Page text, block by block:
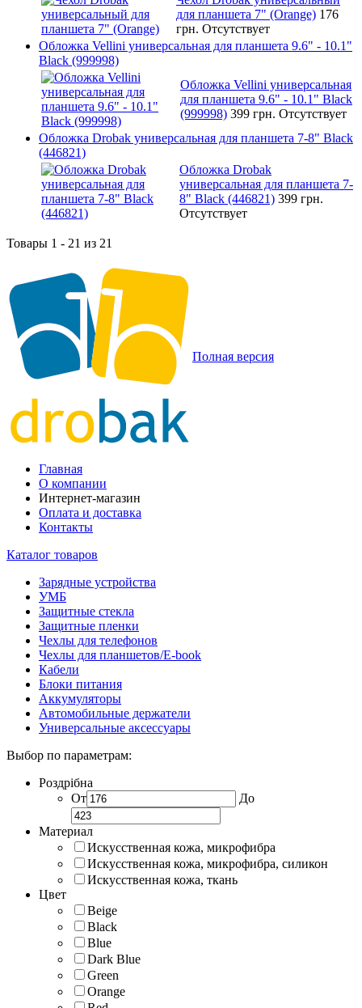
для планшета 7" (Orange) 176
грн. Отсутствует
Обложка Vellini универсальная для планшета 9.6" - 10.1"
Black (999998)
Обложка Vellini универсальная
для планшета 9.6" - 10.1" Black
(999998) 399 грн. Отсутствует
Обложка Drobak универсальная для планшета 7-8" Black
(446821)
Обложка Drobak
универсальная для планшета 7-
8" Black (446821) 399 грн.
Отсутствует
Товары 1 - 21 из 21
Полная версия
Главная
О компании
Интернет-магазин
Оплата и доставка
Контакты
Каталог товаров
Зарядные устройства
УМБ
Защитные стекла
Защитные пленки
Чехлы для телефонов
Чехлы для планшетов/E-book
Кабели
Блоки питания
Аккумуляторы
Автомобильные держатели
Универсальные аксессуары
Выбор по параметрам:
Роздрібна
От
До
Материал
Искусственная кожа, микрофибра
Искусственная кожа, микрофибра, силикон
Искусственная кожа, ткань
Цвет
Beige
Black
Blue
Dark Blue
Green
Orange